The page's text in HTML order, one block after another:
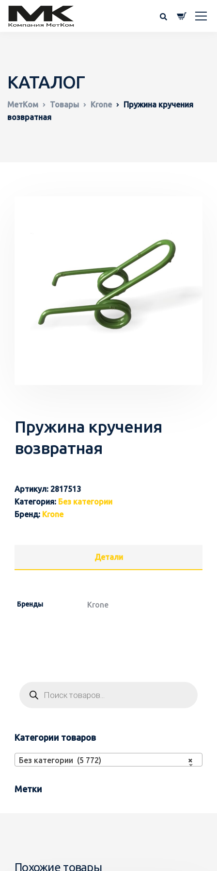
КАТАЛОГ
МетКом Товары Krone
Пружина кручения
возвратная
Пружина кручения
возвратная
Артикул: 2817513
Категория: Без категории
Бренд: Krone
Детали
Бренды Krone
Категории товаров
×
Без категории (5 772)
Метки
Похожие товары